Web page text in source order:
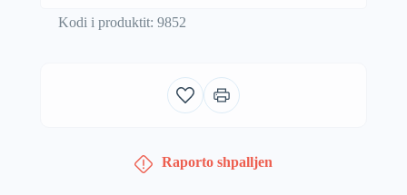
Kodi i produktit: 9852
Raporto shpalljen